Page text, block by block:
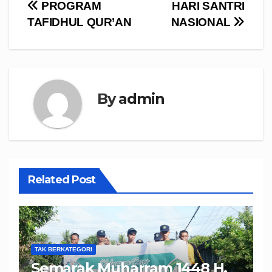
Navigasi
HARI SANTRI
NASIONAL
PROGRAM
TAFIDHUL QUR’AN
Byadmin
Related Post
TAK BERKATEGORI
Semarak Muharram 1448 H,